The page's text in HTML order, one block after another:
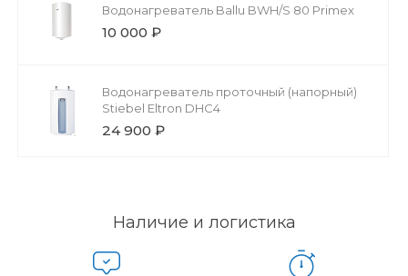
Водонагреватель Ballu BWH/S 80 Primex
10 000 ₽
Водонагреватель проточный (напорный)
Stiebel Eltron DHC4
24 900 ₽
Наличие и логистика